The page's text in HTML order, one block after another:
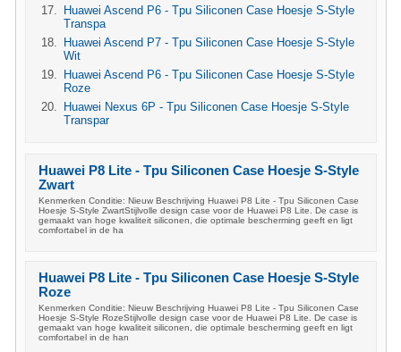
Huawei Ascend P6 - Tpu Siliconen Case Hoesje S-Style
Transpa
Huawei Ascend P7 - Tpu Siliconen Case Hoesje S-Style
Wit
Huawei Ascend P6 - Tpu Siliconen Case Hoesje S-Style
Roze
Huawei Nexus 6P - Tpu Siliconen Case Hoesje S-Style
Transpar
Huawei P8 Lite - Tpu Siliconen Case Hoesje S-Style
Zwart
Kenmerken Conditie: Nieuw Beschrijving Huawei P8 Lite - Tpu Siliconen Case
Hoesje S-Style ZwartStijlvolle design case voor de Huawei P8 Lite. De case is
gemaakt van hoge kwaliteit siliconen, die optimale bescherming geeft en ligt
comfortabel in de ha
Huawei P8 Lite - Tpu Siliconen Case Hoesje S-Style
Roze
Kenmerken Conditie: Nieuw Beschrijving Huawei P8 Lite - Tpu Siliconen Case
Hoesje S-Style RozeStijlvolle design case voor de Huawei P8 Lite. De case is
gemaakt van hoge kwaliteit siliconen, die optimale bescherming geeft en ligt
comfortabel in de han